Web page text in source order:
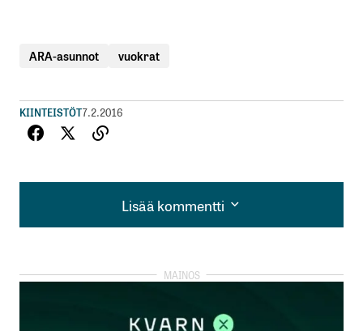
ARA-asunnot vuokrat
KIINTEISTÖT7.2.2016
Lisää kommentti
Lisää kommentti
kirjautua
rekisteröityä